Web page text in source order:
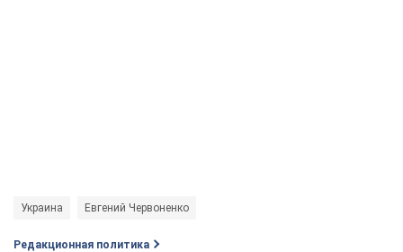
Украина Евгений Червоненко
Редакционная политика